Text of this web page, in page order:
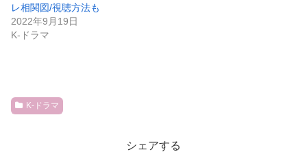
レ相関図/視聴方法も
2022年9月19日
K-ドラマ
K-ドラマ
シェアする